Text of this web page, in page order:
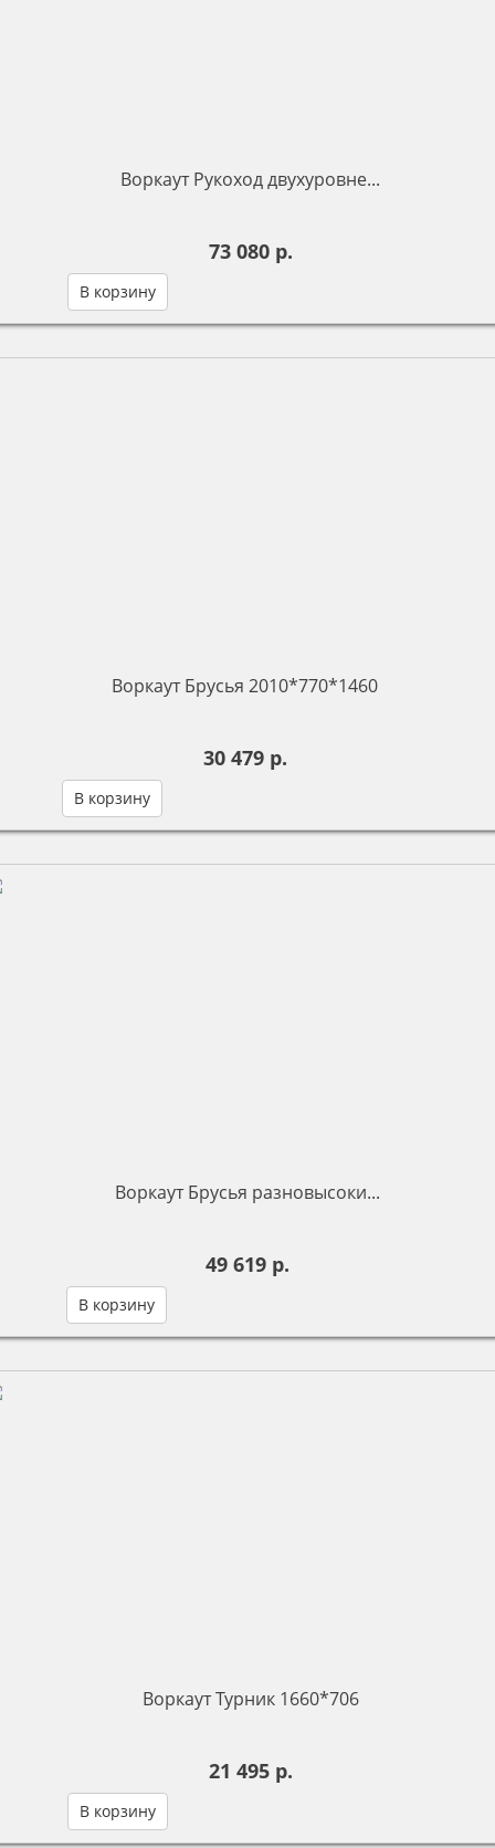
Воркаут Рукоход двухуровне...
73 080 р.
В корзину
Воркаут Брусья 2010*770*1460
30 479 р.
В корзину
Воркаут Брусья разновысоки...
49 619 р.
В корзину
Воркаут Турник 1660*706
21 495 р.
В корзину